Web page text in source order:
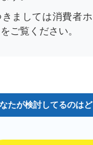
ましては消費者
ご覧ください。